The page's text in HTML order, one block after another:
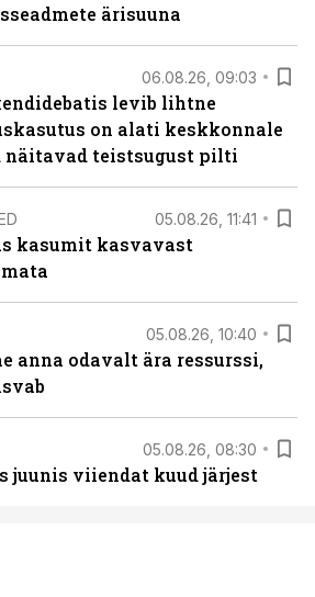
ärisuuna
06.08.26, 09:03
levib lihtne
on alati keskkonnale
näitavad teistsugust pilti
05.08.26, 11:41
kasumit kasvavast
05.08.26, 10:40
anna odavalt ära ressurssi,
05.08.26, 08:30
juunis viiendat kuud järjest